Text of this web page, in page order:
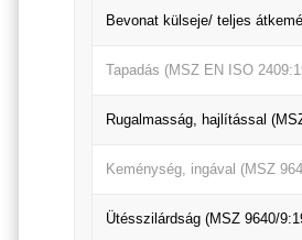
Bevonat külseje/ teljes
Tapadás (MSZ EN ISO
Rugalmasság, hajlítással
Keménység, ingával (MSZ
Ütésszilárdság (MSZ 9640/